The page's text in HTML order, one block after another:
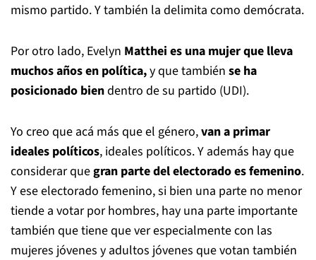
mismo partido. Y también la delimita como demócrata.
Por otro lado, Evelyn Matthei es una mujer que lleva
muchos años en política,y que también se ha
posicionado biendentro de su partido (UDI).
Yo creo que acá más que el género,van a primar
ideales políticos, ideales políticos. Y además hay que
considerar que gran parte del electorado es femenino.
Y ese electorado femenino, si bien una parte no menor
tiende a votar por hombres, hay una parte importante
también que tiene que ver especialmente con las
mujeres jóvenes y adultos jóvenes que votan también